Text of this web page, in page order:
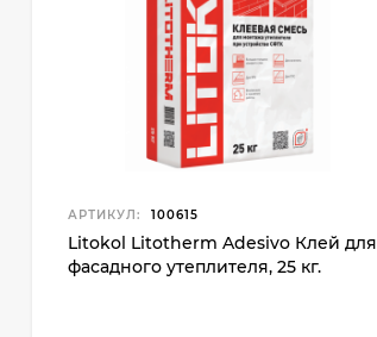
АРТИКУЛ: 100615
Litokol Litotherm Adesivo Клей для
фасадного утеплителя, 25 кг.